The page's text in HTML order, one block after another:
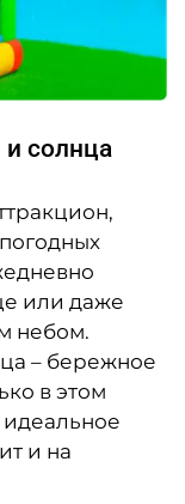
и солнца
или даже
небом.
– бережное
в этом
идеальное
и на